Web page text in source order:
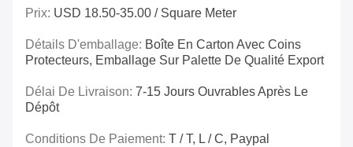
Prix: USD 18.50-35.00 / Square Meter
Détails D'emballage: Boîte En Carton Avec Coins
Protecteurs, Emballage Sur Palette De Qualité Export
Délai De Livraison: 7-15 Jours Ouvrables Après Le
Dépôt
Conditions De Paiement: T / T, L / C, Paypal